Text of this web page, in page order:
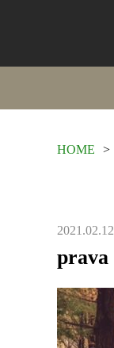
HOME >
2021.02.12
prava